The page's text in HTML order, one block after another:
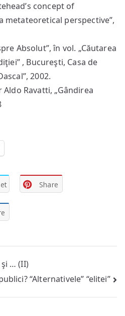
concept of
metateoretical perspective”,
Absolut”, în vol. „Căutarea
, Bucureşti, Casa de
2002.
Ravatti, „Gândirea
Share
… (II)
“Alternativele” “elitei”